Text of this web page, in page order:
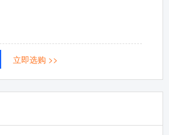
立即选购 >>